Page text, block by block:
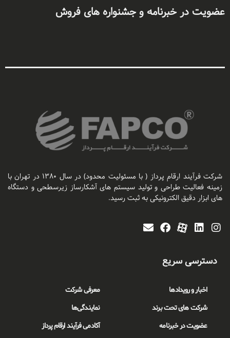
عضویت در خبرنامه و جشنواره های فروش
شرکت فرآیند ارقام پرداز ( با مسئولیت محدود) در سال ۱۳۸۰ در تهران با
زمینه فعالیت طراحی و تولید سیستم های آشکارساز زیرسطحی و دستگاه
های ابزار دقیق الکترونیکی به ثبت رسید.
دسترسی سریع
اخبار و رویدادها
شرکت های تحت برند
عضویت در خبرنامه
معرفی شرکت
نمایندگی‌ها
آکادمی فرآیند ارقام پرداز